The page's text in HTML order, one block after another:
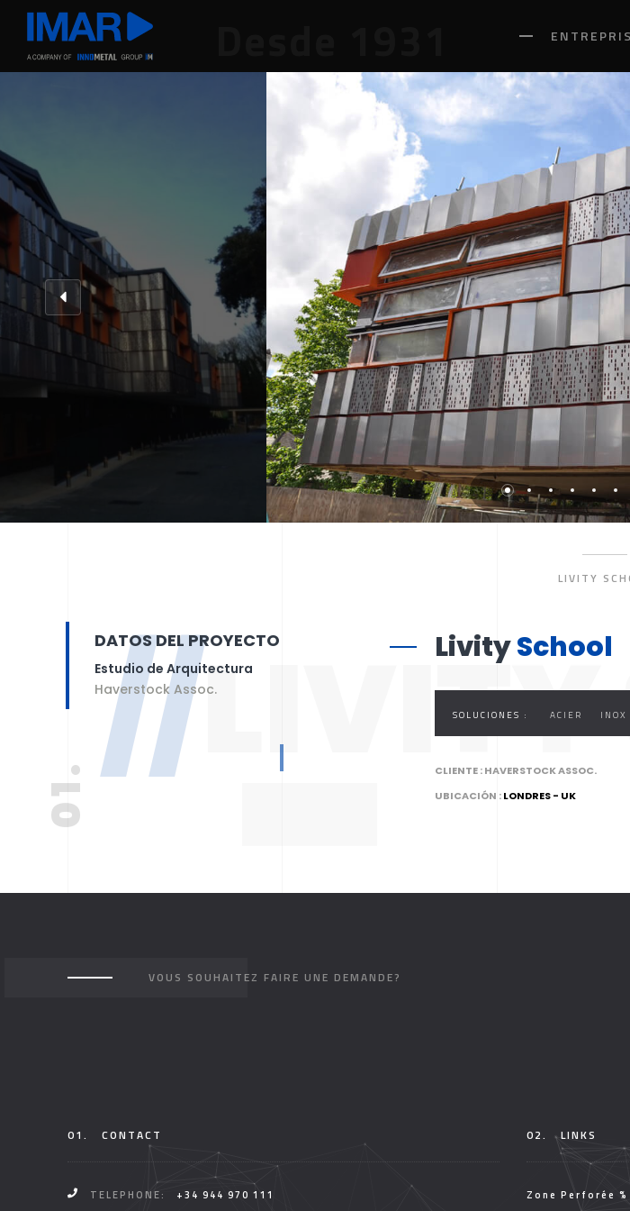
LIVITY
//LIVITY
DATOS DEL PROYECTO
Estudio de Arquitectura
Haverstock Assoc.
01.
LivitySchool
SOLUCIONES : ACIER INOX
CLIENTE :HAVERSTOCK ASSOC.
UBICACIÓN :LONDRES - UK
VOUS SOUHAITEZ FAIRE UNE DEMANDE?
01. CONTACT
TELEPHONE: +34 944 970 111
02. LINKS
Zone Perforée %